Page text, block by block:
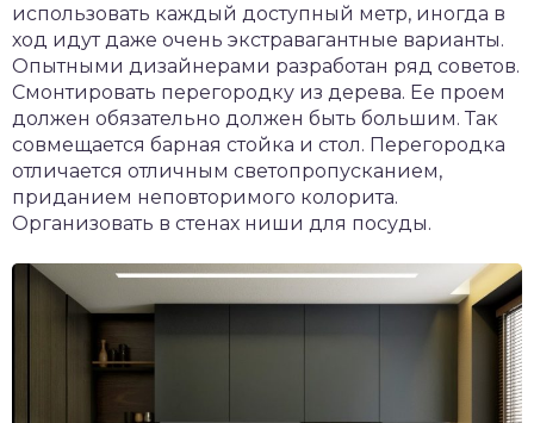
использовать каждый доступный метр, иногда в
ход идут даже очень экстравагантные варианты.
Опытными дизайнерами разработан ряд советов.
Смонтировать перегородку из дерева. Ее проем
должен обязательно должен быть большим. Так
совмещается барная стойка и стол. Перегородка
отличается отличным светопропусканием,
приданием неповторимого колорита.
Организовать в стенах ниши для посуды.